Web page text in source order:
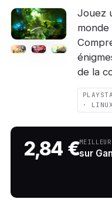
Jouez
de la
· LINUX
2,84 €sur